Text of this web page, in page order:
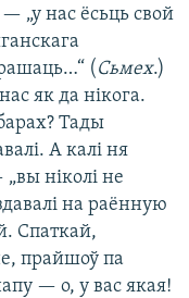
„у нас ёсьць свой
( Сьмех.)
як да нікога.
Тады
А калі ня
ніколі не
на раённую
Спаткай,
прайшоў па
— о, у вас якая!